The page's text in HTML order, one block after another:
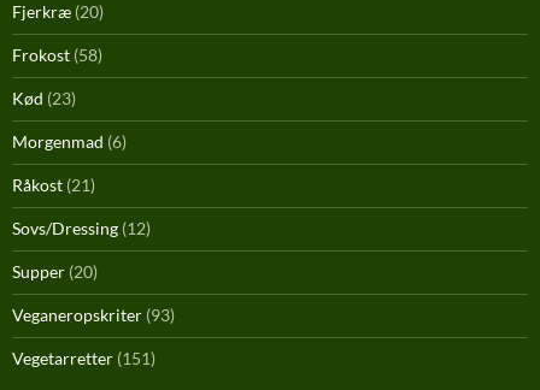
Fjerkræ (20)
Frokost (58)
Kød (23)
Morgenmad (6)
Råkost (21)
Sovs/Dressing (12)
Supper (20)
Veganeropskriter (93)
Vegetarretter (151)